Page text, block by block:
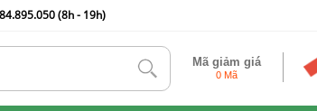
(8h - 19h)
tlk Mã giảm giá
0 Mã